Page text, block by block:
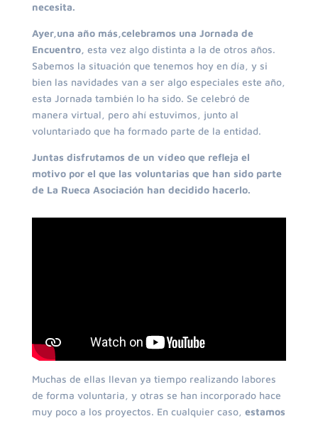
necesita.
Ayer,una año más,celebramos una Jornada de
Encuentro, esta vez algo distinta a la de otros años.
Sabemos la situación que tenemos hoy en día, y si
bien las navidades van a ser algo especiales este año,
esta Jornada también lo ha sido. Se celebró de
manera virtual, pero ahí estuvimos, junto al
voluntariado que ha formado parte de la entidad.
Juntas disfrutamos de un vídeo que refleja el
motivo por el que las voluntarias que han sido parte
de La Rueca Asociación han decidido hacerlo.
Muchas de ellas llevan ya tiempo realizando labores
de forma voluntaria, y otras se han incorporado hace
muy poco a los proyectos. En cualquier caso, estamos